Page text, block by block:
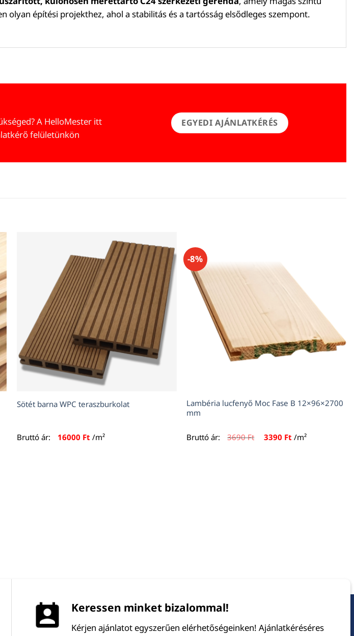
építési projekthez, ahol a stabilitás és a tartósság elsődleges szempont.
A HelloMester itt
felületünkön
EGYEDI AJÁNLATKÉRÉS
Sötét barna WPC teraszburkolat
Bruttó ár: 16000 Ft /m²
-8%
Lambéria lucfenyő Moc Fase B 12×96×2700
mm
Bruttó ár: 3690Ft Original
3390 FtCurrent
/m²
Keressen minket bizalommal!
Kérjen ajánlatot egyszerűen elérhetőségeinken! Ajánlatkéréséres